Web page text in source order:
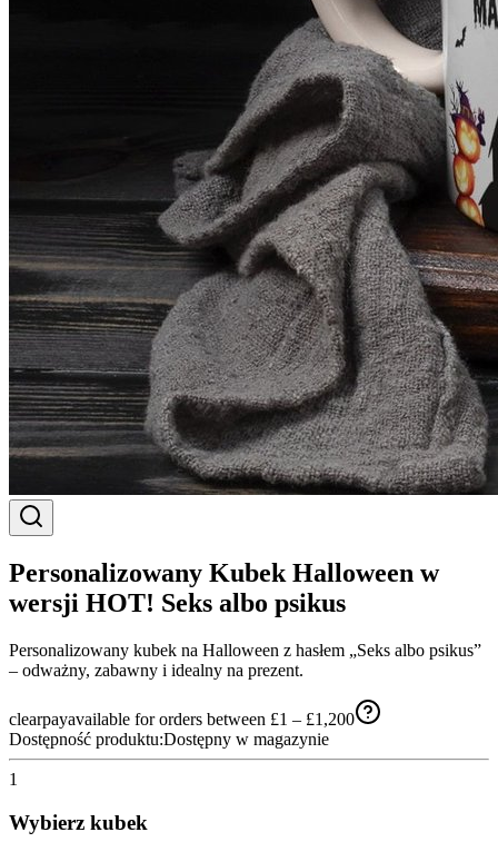
Personalizowany Kubek Halloween w
wersji HOT! Seks albo psikus
Personalizowany kubek na Halloween z hasłem „Seks albo psikus”
– odważny, zabawny i idealny na prezent.
clearpayavailable for orders between £1 – £1,200
Dostępność produktu:Dostępny w magazynie
1
Wybierz kubek